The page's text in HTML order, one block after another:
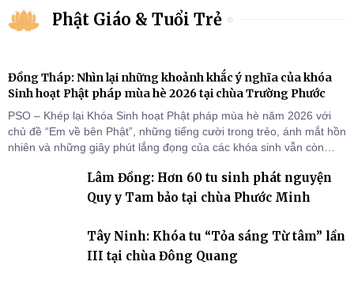
Phật Giáo & Tuổi Trẻ
Đồng Tháp: Nhìn lại những khoảnh khắc ý nghĩa của khóa
Sinh hoạt Phật pháp mùa hè 2026 tại chùa Trường Phước
PSO – Khép lại Khóa Sinh hoạt Phật pháp mùa hè năm 2026 với
chủ đề “Em về bên Phật”, những tiếng cười trong trẻo, ánh mắt hồn
nhiên và những giây phút lắng đọng của các khóa sinh vẫn còn
Tháp). Những tuần tu học ngắn ngủi nhưng đã trở thành hành
trang quý báu, gieo những hạt giống thiện l
Lâm Đồng: Hơn 60 tu sinh phát nguyện
Quy y Tam bảo tại chùa Phước Minh
Tây Ninh: Khóa tu “Tỏa sáng Từ tâm” lần
III tại chùa Đông Quang